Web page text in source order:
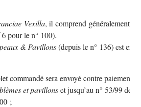
Vexilla, il comprend généralement 1
pour le n° 100).
& Pavillons(depuis le n° 136) est
commandé sera envoyé contre paiement
et pavillonset jusqu’au n° 53/99 de
;